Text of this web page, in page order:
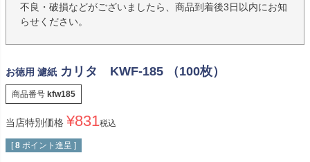
不良・破損などがございましたら、商品到着後3日以内にお知
らせください。
お徳用 濾紙 カリタ KWF-185 （100枚）
商品番号 kfw185
当店特別価格 ¥831税込
[ 8 ポイント進呈 ]